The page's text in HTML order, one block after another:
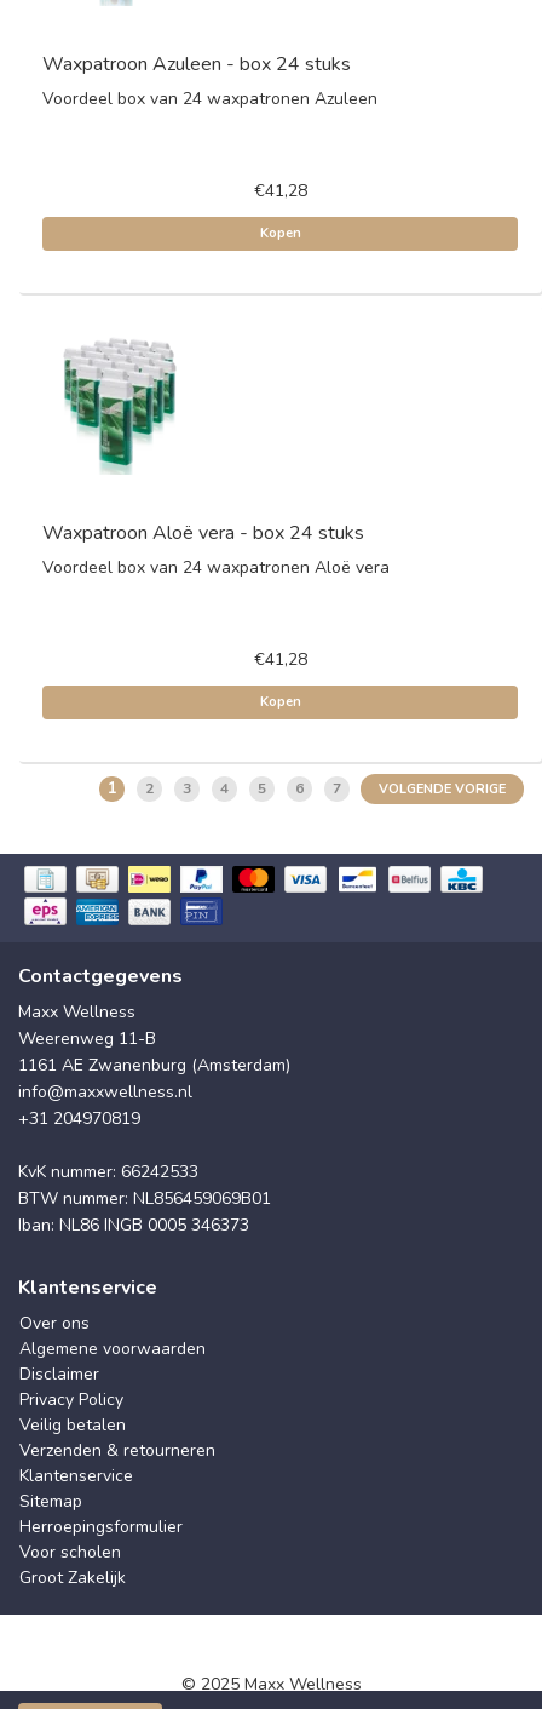
Waxpatroon Azuleen - box 24 stuks
Voordeel box van 24 waxpatronen Azuleen
€41,28
Kopen
Waxpatroon Aloë vera - box 24 stuks
Voordeel box van 24 waxpatronen Aloë vera
€41,28
Kopen
1 2 3 4 5 6 7 VOLGENDE VORIGE
Contactgegevens
Maxx Wellness
Weerenweg 11-B
1161 AE Zwanenburg (Amsterdam)
info@maxxwellness.nl
+31 204970819
KvK nummer: 66242533
BTW nummer: NL856459069B01
Iban: NL86 INGB 0005 346373
Klantenservice
Over ons
Algemene voorwaarden
Disclaimer
Privacy Policy
Veilig betalen
Verzenden & retourneren
Klantenservice
Sitemap
Herroepingsformulier
Voor scholen
Groot Zakelijk
© 2025 Maxx Wellness